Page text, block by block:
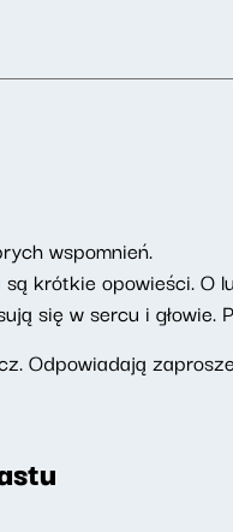
wspomnień.
krótkie opowieści. O
się w sercu i
Odpowiadają